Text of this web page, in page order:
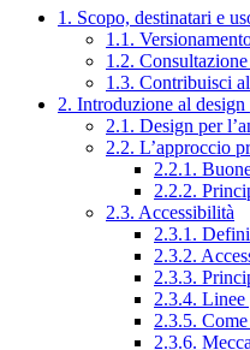
1. Scopo, destinatari e
1.1.
1.2.
1.3. Contribuisci
2. Introduzione al
2.1. Design per
2.2. L’approccio
2.2.1.
2.2.2.
2.3. Accessibilità
2.3.1.
2.3.2.
2.3.3.
2.3.4. Linee
2.3.5.
2.3.6.